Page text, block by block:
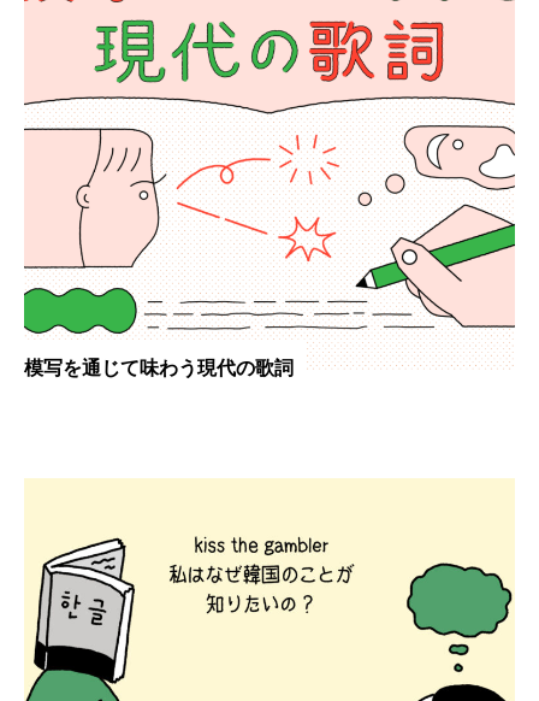
模写を通じて味わう現代の歌詞